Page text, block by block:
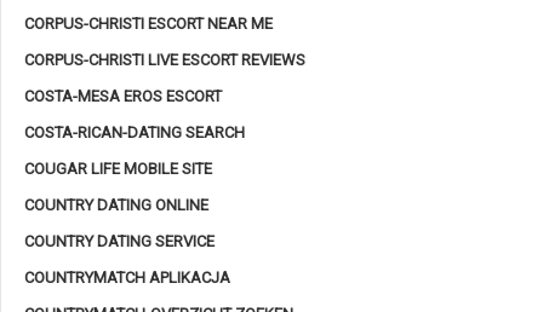
CORPUS-CHRISTI ESCORT NEAR ME
CORPUS-CHRISTI LIVE ESCORT REVIEWS
COSTA-MESA EROS ESCORT
COSTA-RICAN-DATING SEARCH
COUGAR LIFE MOBILE SITE
COUNTRY DATING ONLINE
COUNTRY DATING SERVICE
COUNTRYMATCH APLIKACJA